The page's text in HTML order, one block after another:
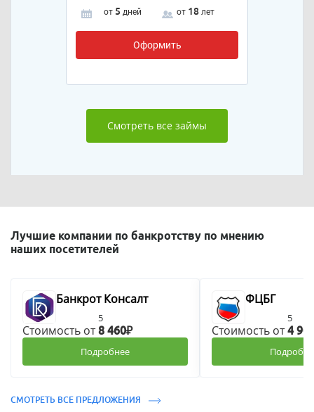
от 5 дней от 18 лет
Оформить
Смотреть все займы
Лучшие компании по банкротству по мнению
наших посетителей
Банкрот Консалт
5
Стоимость от8 460₽
Подробнее
ФЦБГ
5
Стоимость от4
СМОТРЕТЬ ВСЕ ПРЕДЛОЖЕНИЯ